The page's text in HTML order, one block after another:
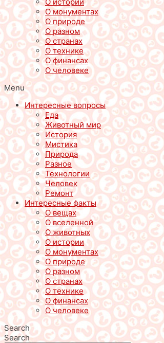
О монументах
О природе
О разном
О странах
О технике
О финансах
О человеке
Menu
Интересные вопросы
Еда
Животный мир
История
Мистика
Природа
Разное
Технологии
Человек
Ремонт
Интересные факты
О вещах
О вселенной
О животных
О истории
О монументах
О природе
О разном
О странах
О технике
О финансах
О человеке
Search
Search